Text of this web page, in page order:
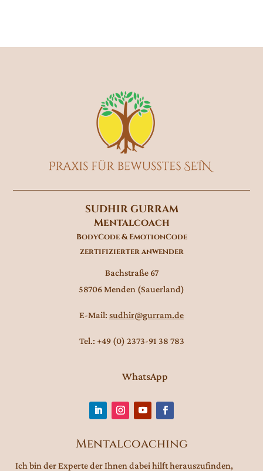
SUDHIR GURRAM
Mentalcoach
BodyCode &EmotionCode
zertifizierter anwender
Bachstraße 67
58706 Menden (Sauerland)
E-Mail: sudhir@gurram.de
Tel.: +49 (0) 2373-91 38 783
WhatsApp
Mentalcoaching
Ich bin der Experte der Ihnen dabei hilft herauszufinden,